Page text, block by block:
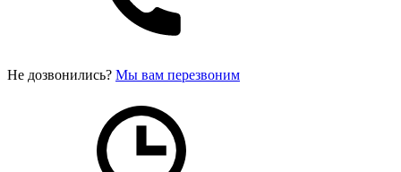
Не дозвонились? Мы вам перезвоним